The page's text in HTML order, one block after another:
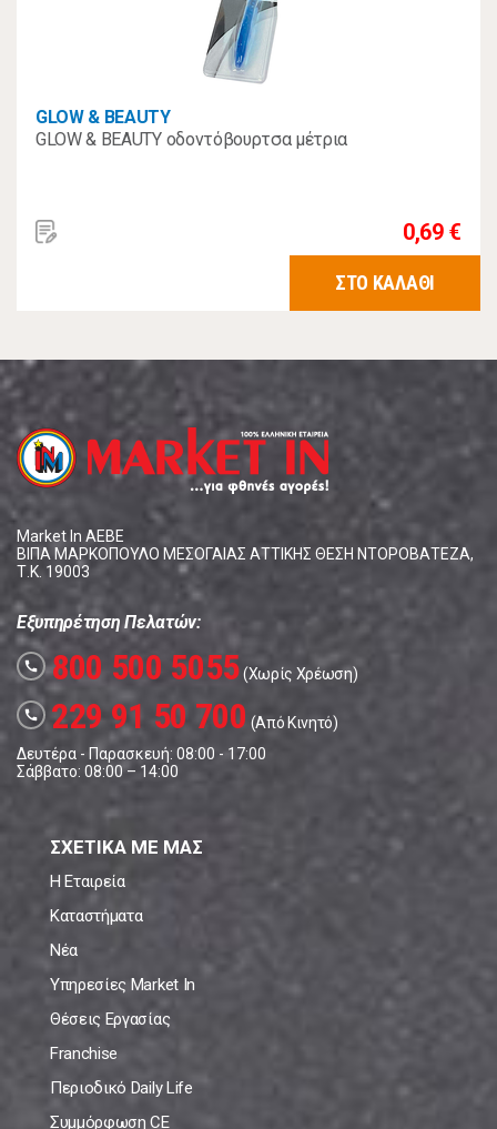
GLOW & BEAUTY
GLOW & BEAUTY οδοντόβουρτσα μέτρια
0,69 €
ΣΤΟ ΚΑΛΑΘΙ
Market In ΑΕΒΕ
ΒΙΠΑ ΜΑΡΚΟΠΟΥΛΟ ΜΕΣΟΓΑΙΑΣ ΑΤΤΙΚΗΣ ΘΕΣΗ ΝΤΟΡΟΒΑΤΕΖΑ,
Τ.Κ. 19003
Εξυπηρέτηση Πελατών:
call 800 500 5055(Χωρίς Χρέωση)
call 229 91 50 700 (Από Κινητό)
Δευτέρα - Παρασκευή: 08:00 - 17:00
Σάββατο: 08:00 – 14:00
ΣΧΕΤΙΚΑ ΜΕ ΜΑΣ
Η Εταιρεία
Καταστήματα
Νέα
Υπηρεσίες Market In
Θέσεις Εργασίας
Franchise
Περιοδικό Daily Life
Συμμόρφωση CE